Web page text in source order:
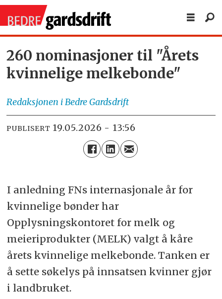
260 nominasjoner til "Årets
kvinnelige melkebonde"
Redaksjonen i Bedre Gardsdrift
PUBLISERT 19.05.2026 - 13:56
I anledning FNs internasjonale år for
kvinnelige bønder har
Opplysningskontoret for melk og
meieriprodukter (MELK) valgt å kåre
årets kvinnelige melkebonde. Tanken er
å sette søkelys på innsatsen kvinner gjør
i landbruket.